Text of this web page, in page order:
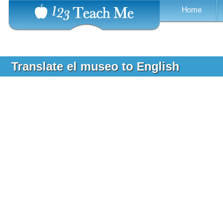
Home
Translate el museo to English